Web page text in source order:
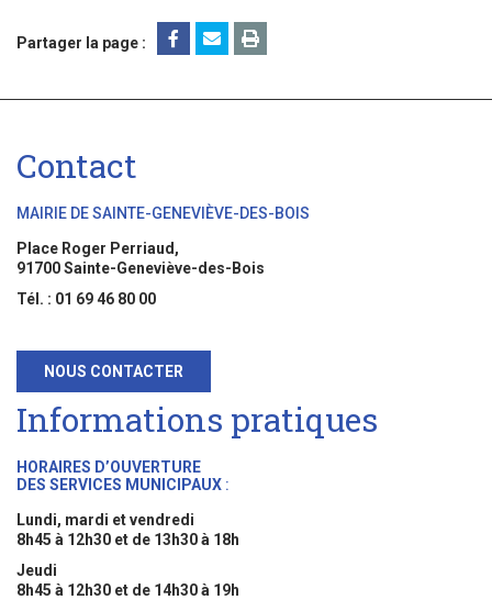
Partager la page :
Contact
MAIRIE DE SAINTE-GENEVIÈVE-DES-BOIS
Place Roger Perriaud,
91700 Sainte-Geneviève-des-Bois
Tél. : 01 69 46 80 00
NOUS CONTACTER
Informations pratiques
HORAIRES D’OUVERTURE
DES SERVICES MUNICIPAUX :
Lundi, mardi et vendredi
8h45 à 12h30 et de 13h30 à 18h
Jeudi
8h45 à 12h30 et de 14h30 à 19h